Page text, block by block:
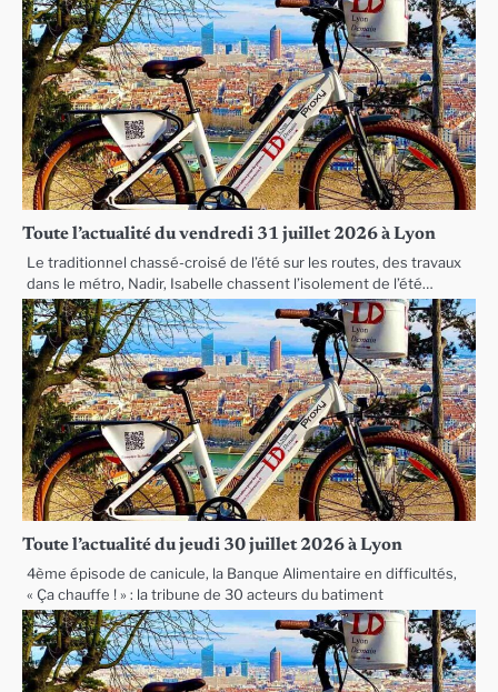
Toute l’actualité du vendredi 31 juillet 2026 à Lyon
Le traditionnel chassé-croisé de l’été sur les routes, des travaux
dans le métro, Nadir, Isabelle chassent l’isolement de l’été…
Toute l’actualité du jeudi 30 juillet 2026 à Lyon
4ème épisode de canicule, la Banque Alimentaire en difficultés,
« Ça chauffe ! » : la tribune de 30 acteurs du batiment